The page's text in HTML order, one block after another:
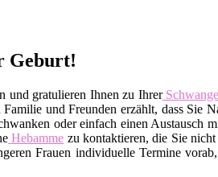
Geburt!
und gratulieren Ihnen zu Ihrer
und Freunden erzählt, dass Sie
oder einfach einen Austausch
Hebamme zu kontaktieren, die Sie
Frauen individuelle Termine